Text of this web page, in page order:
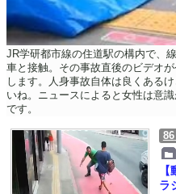
JR学研都市線の住道駅の構内で、
車と接触。その事故直後のビデオ
します。人身事故自体は良くある
いね。ニュースによると女性は意
です。
86
ラ